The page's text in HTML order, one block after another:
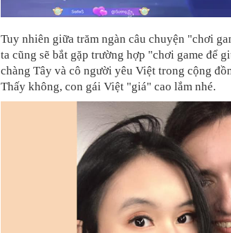
Tuy nhiên giữa trăm ngàn câu chuyện "chơi
ta cũng sẽ bắt gặp trường hợp "chơi game để
chàng Tây và cô người yêu Việt trong cộng
Thấy không, con gái Việt "giá" cao lắm nhé.